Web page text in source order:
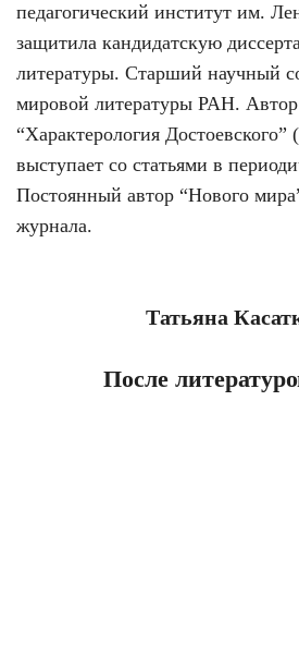
педагогический институт им.
защитила кандидатскую
литературы. Старший научный
мировой литературы РАН.
“Характерология
выступает со статьями в
Постоянный автор “Нового
журнала.
Татьяна
После